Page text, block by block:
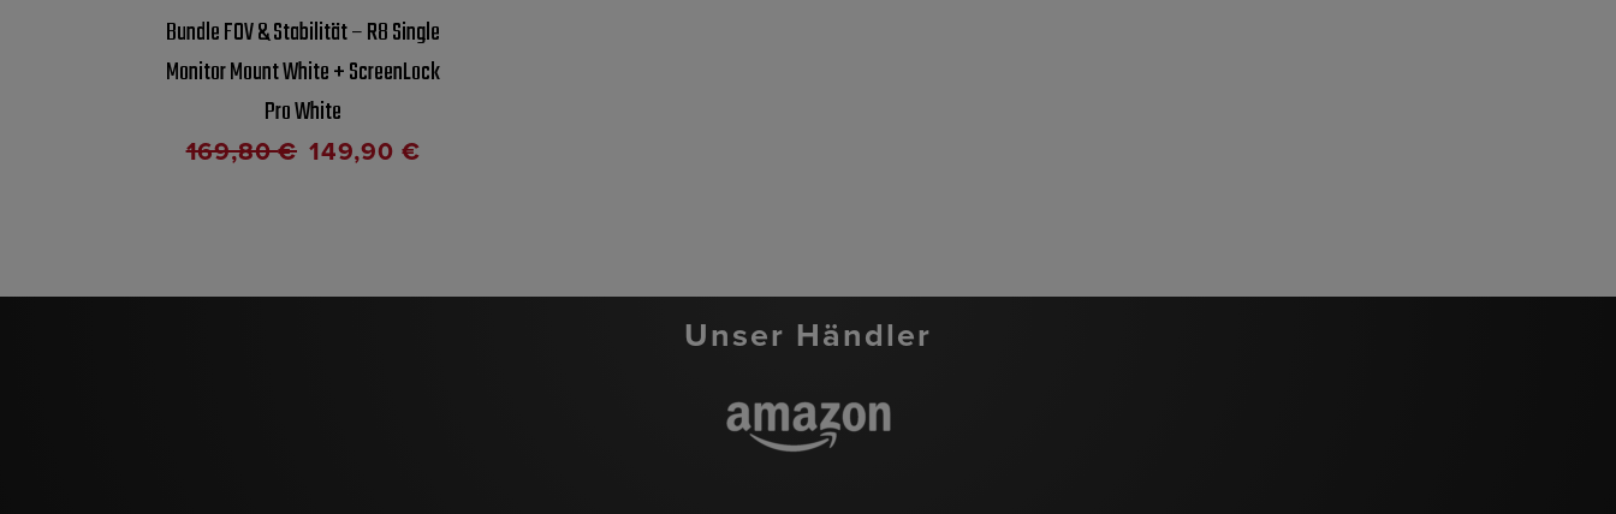
Bundle FOV & Stabilität – R8 Single
Monitor Mount White + ScreenLock
Pro White
169,80€ 149,90 €
Unser Händler